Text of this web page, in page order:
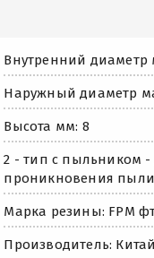
Внутренний
Наружный диаметр
Высота мм: 8
2 - тип с пыльником
проникновения
Марка резины: FPM
Производитель: Китай